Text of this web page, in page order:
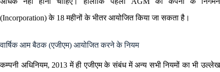
(Incorporation) के 18 महीनों के भीतर आयोजित किया जा सकता है।
वार्षिक आम बैठक (एजीएम) आयोजित करने के नियम
कम्पनी अधिनियम, 2013 में ही एजीएम के संबंध में अन्य सभी नियमों का भी उल्लेख